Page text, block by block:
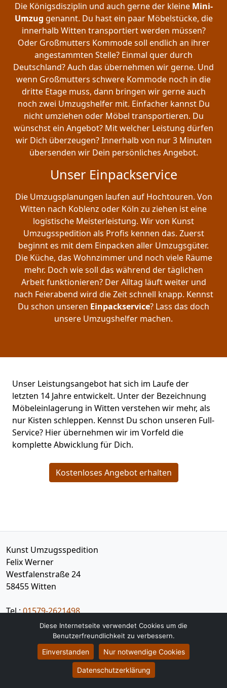
Die Königsdisziplin und auch gerne der kleine Mini-
Umzug genannt. Du hast ein paar Möbelstücke, die
innerhalb Witten transportiert werden müssen?
Oder Großmutters Kommode soll endlich an ihrer
angestammten Stelle? Einmal quer durch
Deutschland? Auch das übernehmen wir gerne. Und
wenn Großmutters schwere Kommode noch in die
dritte Etage muss, dann bringen wir gerne auch
noch zwei Umzugshelfer mit. Einfacher kannst Du
nicht umziehen oder Möbel transportieren. Du
wünschst ein Angebot? Mit welcher Leistung dürfen
wir Dich überzeugen? Innerhalb von nur 3 Minuten
übersenden wir Dein persönliches Angebot.
Unser Einpackservice
Die Umzugsplanungen laufen auf Hochtouren. Von
Witten nach Koblenz oder Köln zu ziehen ist eine
logistische Meisterleistung. Wir von Kunst
Umzugsspedition als Profis kennen das. Zuerst
beginnt es mit dem Einpacken aller Umzugsgüter.
Die Küche, das Wohnzimmer und noch viele Räume
mehr. Doch wie soll das während der täglichen
Arbeit funktionieren? Der Alltag läuft weiter und
nach Feierabend wird die Zeit schnell knapp. Kennst
Du schon unseren Einpackservice? Lass das doch
unsere Umzugshelfer machen.
Unser Leistungsangebot hat sich im Laufe der
letzten 14 Jahre entwickelt. Unter der Bezeichnung
Möbeleinlagerung in Witten verstehen wir mehr, als
nur Kisten schleppen. Kennst Du schon unseren Full-
Service? Hier übernehmen wir im Vorfeld die
komplette Abwicklung für Dich.
Kostenloses Angebot erhalten
Kunst Umzugsspedition
Felix Werner
Westfalenstraße 24
58455Witten
Tel.:01579-2621498
info@kunst-umzugsspedition.de
Öffnungszeiten:Mo - Sa: 10:00 - 16:00 Uhr
Diese Internetseite verwendet Cookies um die
Benutzerfreundlichkeit zu verbessern.
Einverstanden Nur notwendige Cookies
Datenschutzerklärung